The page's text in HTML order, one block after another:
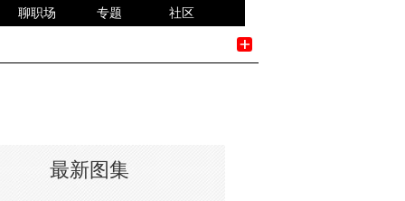
聊职场 专题 社区
最新图集